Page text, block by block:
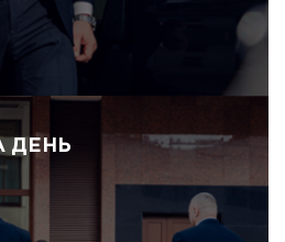
ДЕНЬ